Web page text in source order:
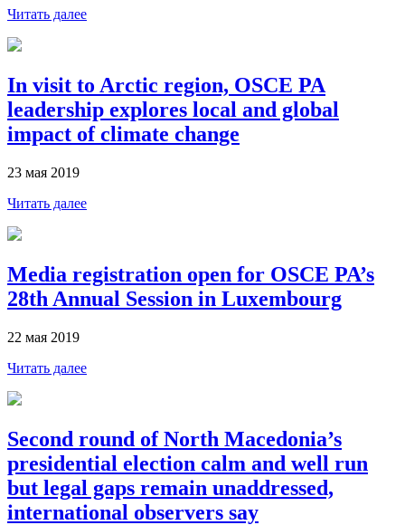
Читать далее
In visit to Arctic region, OSCE PA
leadership explores local and global
impact of climate change
23 мая 2019
Читать далее
Media registration open for OSCE PA’s
28th Annual Session in Luxembourg
22 мая 2019
Читать далее
Second round of North Macedonia’s
presidential election calm and well run
but legal gaps remain unaddressed,
international observers say